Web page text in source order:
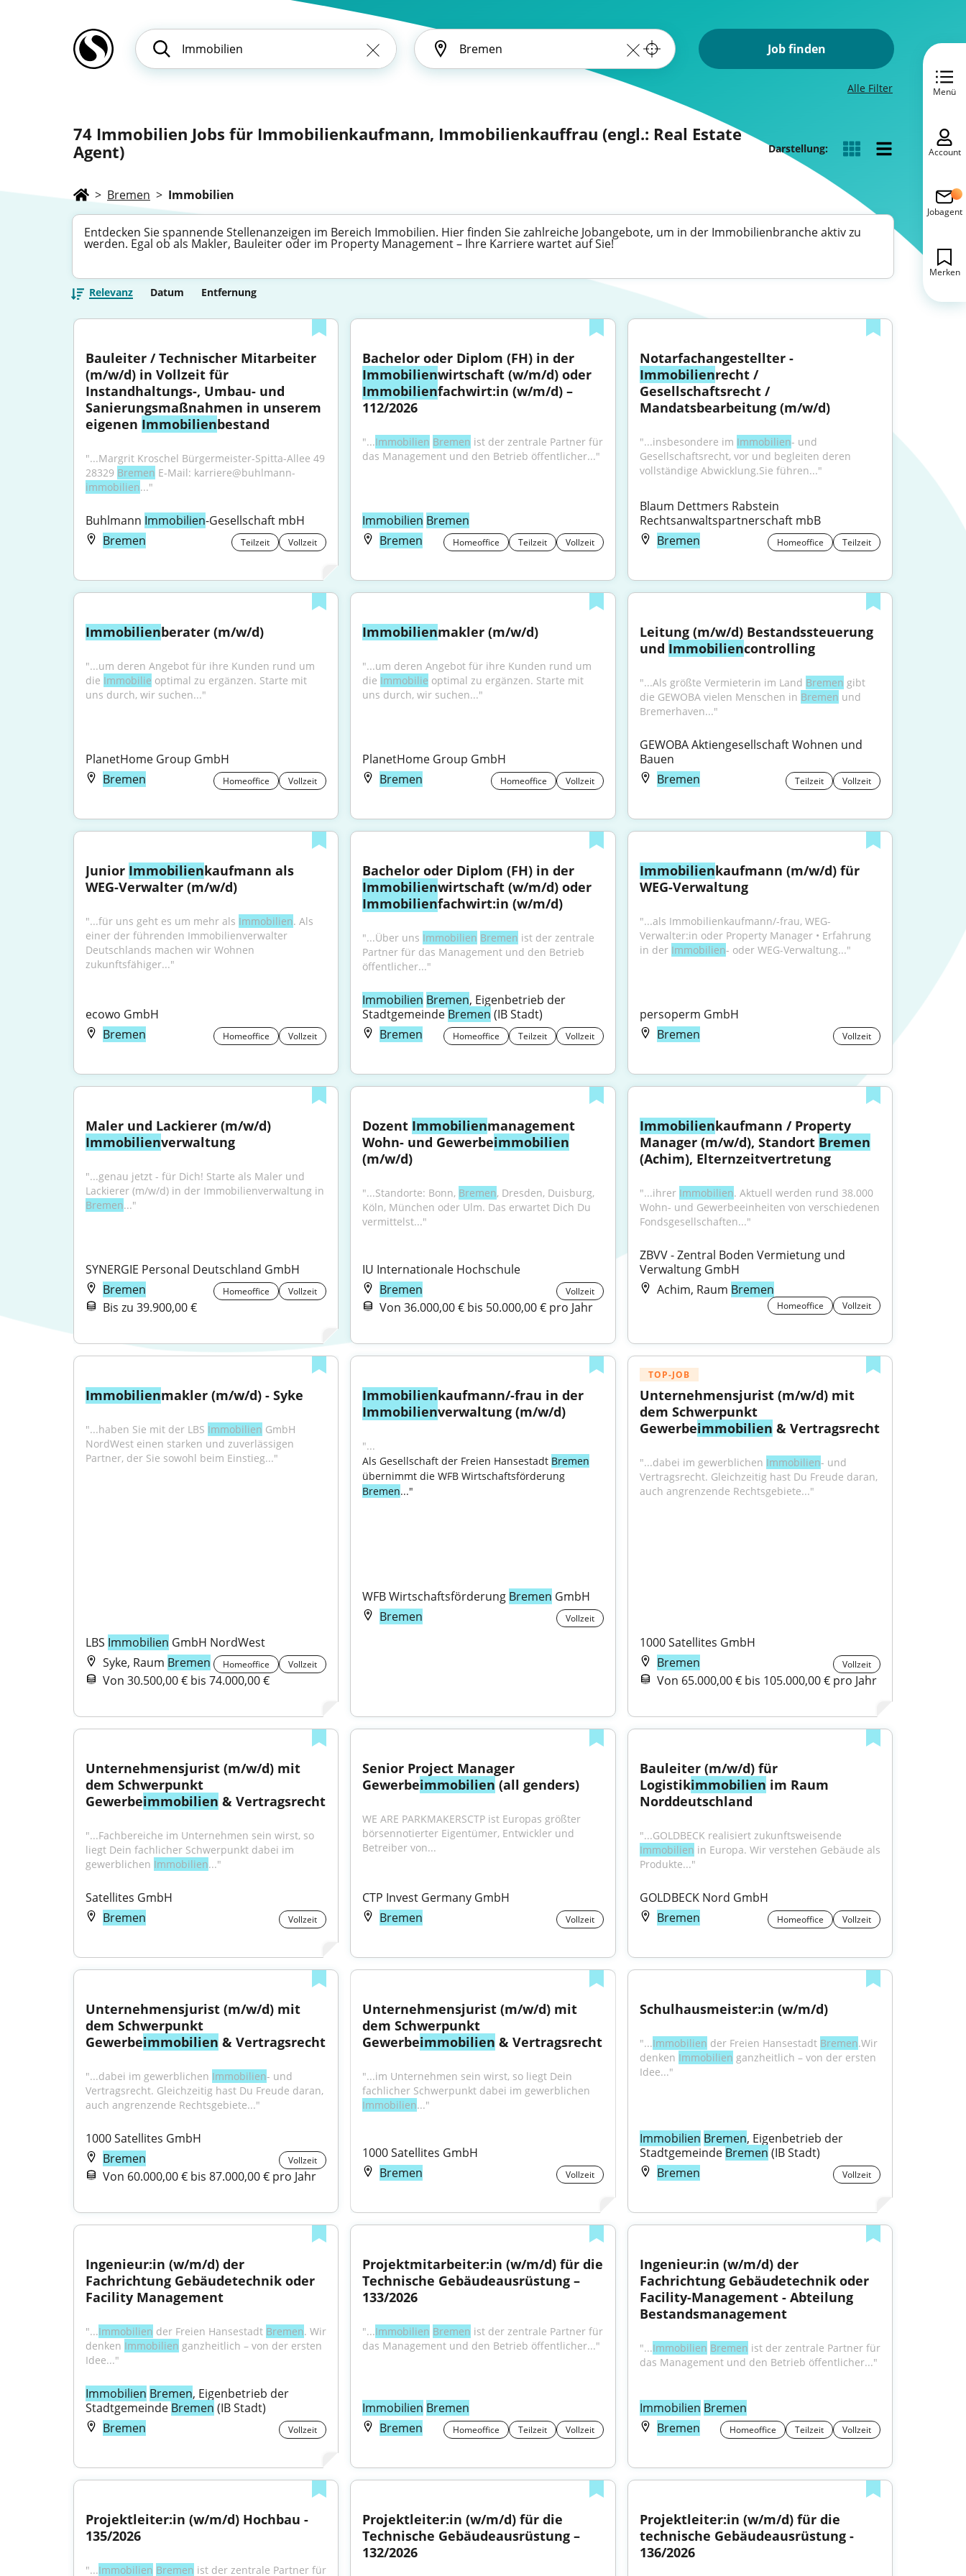
Job finden
Alle Filter
74 Immobilien Jobs für Immobilienkaufmann, Immobilienkauffrau (engl.: Real Estate
Agent)
Darstellung:
> Bremen > Immobilien
Entdecken Sie spannende Stellenanzeigen im Bereich Immobilien. Hier finden Sie zahlreiche Jobangebote, um in der Immobilienbranche aktiv zu
werden. Egal ob als Makler, Bauleiter oder im Property Management – Ihre Karriere wartet auf Sie!
Relevanz Datum Entfernung
Bauleiter / Technischer Mitarbeiter
(m/w/d) in Vollzeit für
Instandhaltungs-, Umbau- und
Sanierungsmaßnahmen in unserem
eigenen Immobilienbestand
"...Margrit Kroschel Bürgermeister-Spitta-Allee 49
28329 Bremen E-Mail: karriere@buhlmann-
immobilien..."
Buhlmann Immobilien-Gesellschaft mbH
Bremen
Teilzeit Vollzeit
Immobilien
Immobilienfachwirt:in (w/m/d) –
112/2026
"...Immobilien Bremen ist der zentrale Partner für
das Management und den Betrieb öffentlicher..."
Immobilien Bremen
Bremen
Homeoffice Teilzeit Vollzeit
Notarfachangestellter -
Immobilienrecht /
Gesellschaftsrecht /
Mandatsbearbeitung (m/w/d)
"...insbesondere im Immobilien- und
Gesellschaftsrecht, vor und begleiten deren
vollständige Abwicklung.Sie führen..."
Blaum Dettmers Rabstein
Rechtsanwaltspartnerschaft mbB
Bremen
Homeoffice Teilzeit
Immobilienberater (m/w/d)
"...um deren Angebot für ihre Kunden rund um
die Immobilie optimal zu ergänzen. Starte mit
uns durch, wir suchen..."
PlanetHome Group GmbH
Bremen
Homeoffice Vollzeit
Immobilienmakler (m/w/d)
"...um deren Angebot für ihre Kunden rund um
die Immobilie optimal zu ergänzen. Starte mit
uns durch, wir suchen..."
PlanetHome Group GmbH
Bremen
Homeoffice Vollzeit
Leitung (m/w/d) Bestandssteuerung
und Immobiliencontrolling
"...Als größte Vermieterin im Land Bremen gibt
die GEWOBA vielen Menschen in Bremen und
Bremerhaven..."
GEWOBA Aktiengesellschaft Wohnen und
Bauen
Bremen
Teilzeit Vollzeit
Junior Immobilienkaufmann als
WEG-Verwalter (m/w/d)
"...für uns geht es um mehr als Immobilien. Als
einer der führenden Immobilienverwalter
Deutschlands machen wir Wohnen
zukunftsfähiger..."
ecowo GmbH
Bremen
Homeoffice Vollzeit
Immobilien
Immobilienfachwirt:in (w/m/d)
"...Über uns Immobilien Bremen ist der zentrale
Partner für das Management und den Betrieb
öffentlicher..."
Immobilien Bremen, Eigenbetrieb der
Stadtgemeinde Bremen (IB Stadt)
Bremen
Homeoffice Teilzeit Vollzeit
Immobilienkaufmann (m/w/d) für
WEG-Verwaltung
"...als Immobilienkaufmann/-frau, WEG-
Verwalter:in oder Property Manager • Erfahrung
in der Immobilien- oder WEG-Verwaltung..."
persoperm GmbH
Bremen
Vollzeit
Immobilienverwaltung
"...genau jetzt - für Dich! Starte als Maler und
Bremen..."
SYNERGIE Personal Deutschland GmbH
Bremen
Homeoffice Vollzeit
Bis zu 39.900,00 €
Dozent Immobilienmanagement
Wohn- und Gewerbeimmobilien
(m/w/d)
"...Standorte: Bonn, Bremen, Dresden, Duisburg,
Köln, München oder Ulm. Das erwartet Dich Du
vermittelst..."
IU Internationale Hochschule
Bremen
Vollzeit
Von 36.000,00 € bis 50.000,00 € pro Jahr
Immobilienkaufmann / Property
Manager (m/w/d), Standort Bremen
(Achim), Elternzeitvertretung
"...ihrer Immobilien. Aktuell werden rund 38.000
Wohn- und Gewerbeeinheiten von verschiedenen
Fondsgesellschaften..."
ZBVV - Zentral Boden Vermietung und
Verwaltung GmbH
Achim, Raum Bremen
Homeoffice Vollzeit
Immobilienmakler (m/w/d) - Syke
"...haben Sie mit der LBS Immobilien GmbH
NordWest einen starken und zuverlässigen
Partner, der Sie sowohl beim Einstieg..."
LBS Immobilien GmbH NordWest
Syke, Raum Bremen Homeoffice Vollzeit
Von 30.500,00 € bis 74.000,00 €
Immobilien
Immobilienverwaltung (m/w/d)
"...
Als Gesellschaft der Freien Hansestadt Bremen
Bremen..."
WFB Wirtschaftsförderung Bremen GmbH
Bremen
Vollzeit
TOP-JOB
Unternehmensjurist (m/w/d) mit
dem Schwerpunkt
Gewerbeimmobilien & Vertragsrecht
"...dabei im gewerblichen Immobilien- und
Vertragsrecht. Gleichzeitig hast Du Freude daran,
auch angrenzende Rechtsgebiete..."
1000 Satellites GmbH
Bremen
Vollzeit
Von 65.000,00 € bis 105.000,00 € pro Jahr
Unternehmensjurist (m/w/d) mit
dem Schwerpunkt
Gewerbeimmobilien & Vertragsrecht
"...Fachbereiche im Unternehmen sein wirst, so
liegt Dein fachlicher Schwerpunkt dabei im
gewerblichen Immobilien..."
Satellites GmbH
Bremen
Vollzeit
Senior Project Manager
Gewerbeimmobilien (all genders)
WE ARE PARKMAKERSCTP ist Europas größter
börsennotierter Eigentümer, Entwickler und
Betreiber von...
CTP Invest Germany GmbH
Bremen
Vollzeit
Bauleiter (m/w/d) für
Logistikimmobilien im Raum
Norddeutschland
Immobilien in Europa. Wir verstehen Gebäude als
Produkte..."
GOLDBECK Nord GmbH
Bremen
Homeoffice Vollzeit
Unternehmensjurist (m/w/d) mit
dem Schwerpunkt
Gewerbeimmobilien & Vertragsrecht
"...dabei im gewerblichen Immobilien- und
Vertragsrecht. Gleichzeitig hast Du Freude daran,
auch angrenzende Rechtsgebiete..."
1000 Satellites GmbH
Bremen
Vollzeit
Von 60.000,00 € bis 87.000,00 € pro Jahr
Unternehmensjurist (m/w/d) mit
dem Schwerpunkt
Gewerbeimmobilien & Vertragsrecht
"...im Unternehmen sein wirst, so liegt Dein
Immobilien..."
1000 Satellites GmbH
Bremen
Vollzeit
Schulhausmeister:in (w/m/d)
"...Immobilien der Freien Hansestadt Bremen.Wir
denken Immobilien ganzheitlich – von der ersten
Idee..."
Immobilien Bremen, Eigenbetrieb der
Stadtgemeinde Bremen (IB Stadt)
Bremen
Vollzeit
Ingenieur:in (w/m/d) der
Fachrichtung Gebäudetechnik oder
Facility Management
"...Immobilien der Freien Hansestadt Bremen. Wir
denken Immobilien ganzheitlich – von der ersten
Idee..."
Immobilien Bremen, Eigenbetrieb der
Stadtgemeinde Bremen (IB Stadt)
Bremen
Vollzeit
Projektmitarbeiter:in (w/m/d) für die
Technische Gebäudeausrüstung –
133/2026
"...Immobilien Bremen ist der zentrale Partner für
das Management und den Betrieb öffentlicher..."
Immobilien Bremen
Bremen
Homeoffice Teilzeit Vollzeit
Ingenieur:in (w/m/d) der
Fachrichtung Gebäudetechnik oder
Facility-Management - Abteilung
Bestandsmanagement
"...Immobilien Bremen ist der zentrale Partner für
das Management und den Betrieb öffentlicher..."
Immobilien Bremen
Bremen
Homeoffice Teilzeit Vollzeit
Projektleiter:in (w/m/d) Hochbau -
135/2026
"...Immobilien Bremen ist der zentrale Partner für
Projektleiter:in (w/m/d) für die
Technische Gebäudeausrüstung –
132/2026
Projektleiter:in (w/m/d) für die
technische Gebäudeausrüstung -
136/2026
Menü
Account
Jobagent
Merken